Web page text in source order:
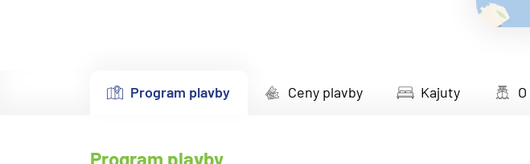
Karibik a Stredná Amerika
Bermudy
Program plavby Ceny plavby Kajuty
Program plavby